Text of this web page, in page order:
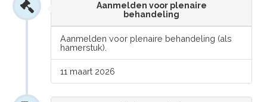
Aanmelden voor plenaire
behandeling
Aanmelden voor plenaire behandeling (als
hamerstuk).
11 maart 2026